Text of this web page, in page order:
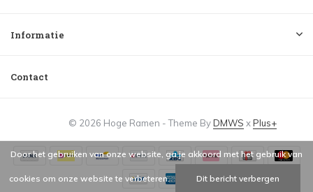
Informatie
Contact
© 2026 Hoge Ramen - Theme ByDMWS xPlus+
Door het gebruiken van onze website, ga je akkoord met het gebruik van
cookies om onze website te verbeteren. Dit bericht verbergen